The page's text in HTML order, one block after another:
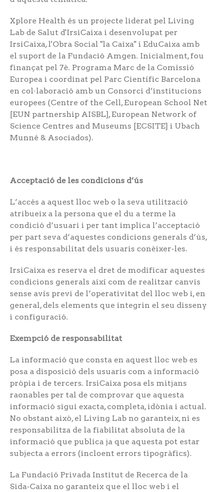
Xplore Health és un projecte liderat pel Living
Lab de Salut d'IrsiCaixa i desenvolupat per
IrsiCaixa, l'Obra Social "la Caixa" i EduCaixa amb
el suport de la Fundació Amgen. Inicialment, fou
finançat pel 7è. Programa Marc de la Comissió
Europea i coordinat pel Parc Científic Barcelona
en col·laboració amb un Consorci d’institucions
europees (Centre of the Cell, European School Net
[EUN partnership AISBL], European Network of
Science Centres and Museums [ECSITE] i Ubach
Munné & Asociados).
Acceptació de les condicions d’ús
L’accés a aquest lloc web o la seva utilització
atribueix a la persona que el du a terme la
condició d’usuari i per tant implica l’acceptació
per part seva d’aquestes condicions generals d’ús,
i és responsabilitat dels usuaris conèixer-les.
IrsiCaixa es reserva el dret de modificar aquestes
condicions generals així com de realitzar canvis
sense avís previ de l’operativitat del lloc web i, en
general, dels elements que integrin el seu disseny
i configuració.
Exempció de responsabilitat
La informació que consta en aquest lloc web es
posa a disposició dels usuaris com a informació
pròpia i de tercers. IrsiCaixa posa els mitjans
raonables per tal de comprovar que aquesta
informació sigui exacta, completa, idònia i actual.
No obstant això, el Living Lab no garanteix, ni es
responsabilitza de la fiabilitat absoluta de la
informació que publica ja que aquesta pot estar
subjecta a errors (incloent errors tipogràfics).
La Fundació Privada Institut de Recerca de la
Sida-Caixa no garanteix que el lloc web i el